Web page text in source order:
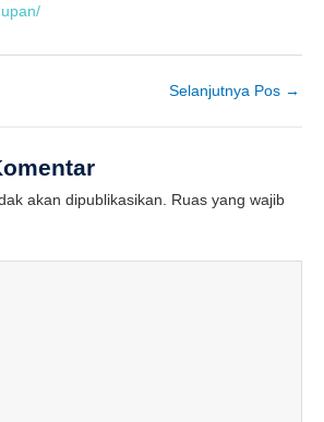
Selanjutnya Pos →
akan dipublikasikan. Ruas yang wajib